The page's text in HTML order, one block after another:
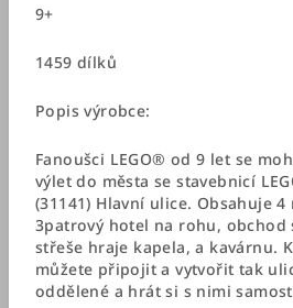
9+
1459 dílků
Popis výrobce:
Fanoušci LEGO® od 9 let se
výlet do města se stavebnicí
(31141) Hlavní ulice. Obsahuje
3patrový hotel na rohu, obchod
střeše hraje kapela, a kavárnu.
můžete připojit a vytvořit tak
oddělené a hrát si s nimi